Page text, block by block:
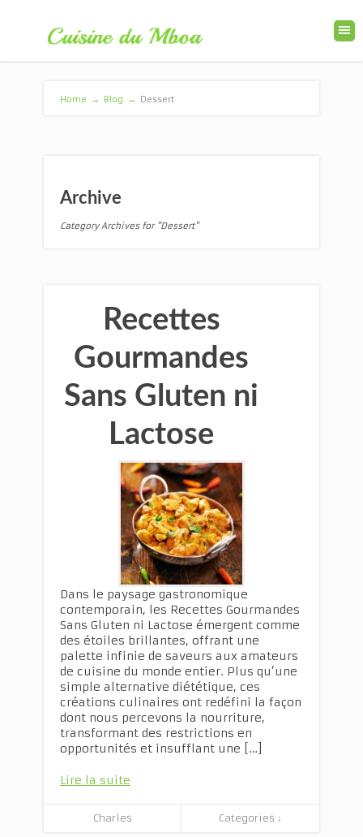
Home → Blog → Dessert
Archive
Category Archives for "Dessert"
Recettes
Gourmandes
Sans Gluten ni
Lactose
Dans le paysage gastronomique
contemporain, les Recettes Gourmandes
Sans Gluten ni Lactose émergent comme
des étoiles brillantes, offrant une
palette infinie de saveurs aux amateurs
de cuisine du monde entier. Plus qu’une
simple alternative diététique, ces
créations culinaires ont redéfini la façon
dont nous percevons la nourriture,
transformant des restrictions en
opportunités et insufflant une […]
Lire la suite
Charles Categories ↓